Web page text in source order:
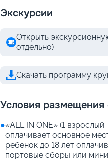
Экскурсии
Открыть
отдельно)
Скачать программу
Условия размещения
●«АLL IN ONE» (1
оплачивает основное
ребенок до 18 лет
портовые сборы или